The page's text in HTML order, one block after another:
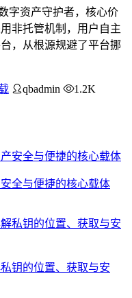
字资产守护者，核心价
非托管机制，用户自主
，从根源规避了平台挪
qbadmin
1.2K
全与便捷的核心载体
钥的位置、获取与安